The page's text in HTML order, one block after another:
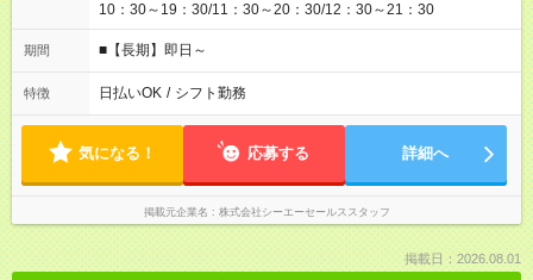
10：30～19：30/11：30～20：30/12：30～21：30
期間 ■【長期】即日～
特徴 日払いOK / シフト勤務
気になる！ 応募する 詳細へ
掲載元企業名 株式会社シーエーセールススタッフ
掲載日：2026.08.01